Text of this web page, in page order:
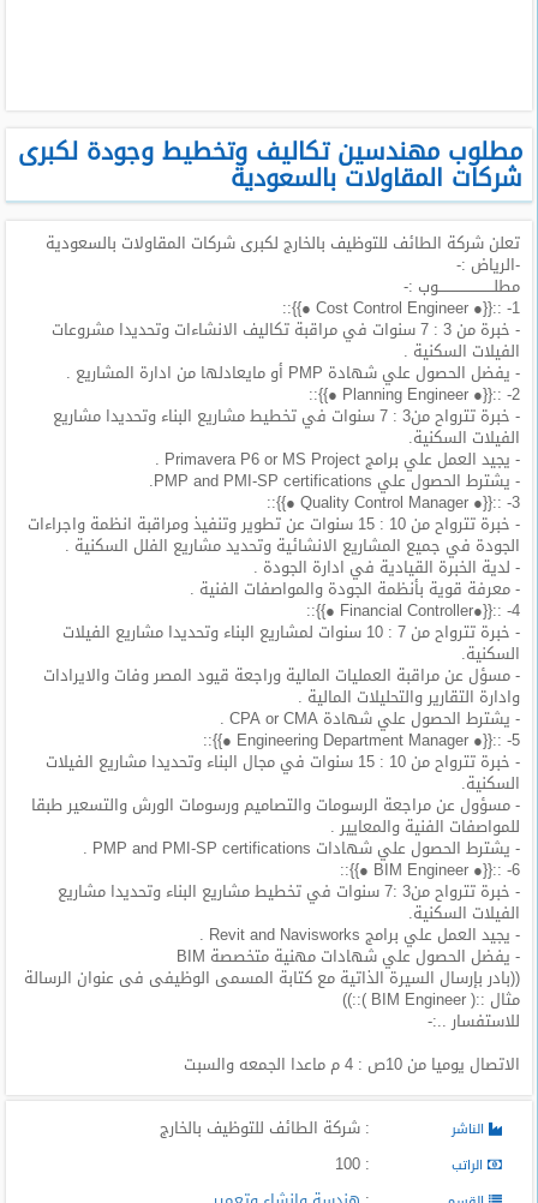
تصفح
الوظائف
وظائف
اليوم
وظائف
السعودية
اليوم
وظائف
مصر
اليوم
وظائف
حكومية
المدونة
مطلوب مهندسين تكاليف وتخطيط وجودة لكبرى
شركات المقاولات بالسعودية
تعلن شركة الطائف للتوظيف بالخارج لكبرى شركات المقاولات بالسعودية
-الرياض :-
مطلـــــــــــــــــــــــوب :-
1- ::{{● Cost Control Engineer ●}}::
- خبرة من 3 : 7 سنوات في مراقبة تكاليف الانشاءات وتحديدا مشروعات
الفيلات السكنية .
- يفضل الحصول علي شهادة PMP أو مايعادلها من ادارة المشاريع .
2- ::{{● Planning Engineer ●}}::
- خبرة تترواح من3 : 7 سنوات في تخطيط مشاريع البناء وتحديدا مشاريع
الفيلات السكنية.
- يجيد العمل علي برامج Primavera P6 or MS Project .
- يشترط الحصول علي PMP and PMI-SP certifications.
3- ::{{● Quality Control Manager ●}}::
- خبرة تترواح من 10 : 15 سنوات عن تطوير وتنفيذ ومراقبة انظمة واجراءات
الجودة في جميع المشاريع الانشائية وتحديد مشاريع الفلل السكنية .
- لدية الخبرة القيادية في ادارة الجودة .
- معرفة قوية بأنظمة الجودة والمواصفات الفنية .
4- ::{{●Financial Controller ●}}::
- خبرة تترواح من 7 : 10 سنوات لمشاريع البناء وتحديدا مشاريع الفيلات
السكنية.
- مسؤل عن مراقبة العمليات المالية وراجعة قيود المصر وفات والايرادات
وادارة التقارير والتحليلات المالية .
- يشترط الحصول علي شهادة CPA or CMA .
5- ::{{● Engineering Department Manager ●}}::
- خبرة تترواح من 10 : 15 سنوات في مجال البناء وتحديدا مشاريع الفيلات
السكنية.
- مسؤول عن مراجعة الرسومات والتصاميم ورسومات الورش والتسعير طبقا
للمواصفات الفنية والمعايير .
- يشترط الحصول علي شهادات PMP and PMI-SP certifications .
6- ::{{● BIM Engineer ●}}::
- خبرة تترواح من3 :7 سنوات في تخطيط مشاريع البناء وتحديدا مشاريع
الفيلات السكنية.
- يجيد العمل علي برامج Revit and Navisworks .
- يفضل الحصول علي شهادات مهنية متخصصة BIM
((بادر بإرسال السيرة الذاتية مع كتابة المسمى الوظيفى فى عنوان الرسالة
مثال ::( BIM Engineer )::))
للاستفسار ..:-
الاتصال يوميا من 10ص : 4 م ماعدا الجمعه والسبت
الناشر : شركة الطائف للتوظيف بالخارج
الراتب : 100